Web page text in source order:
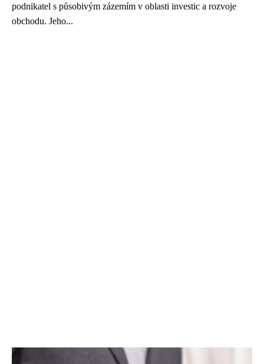
podnikatel s působivým zázemím v oblasti investic a rozvoje
obchodu. Jeho...